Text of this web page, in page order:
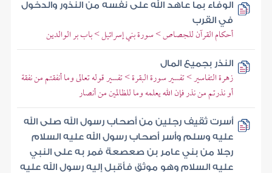
الوفاء بما عاهد الله على نفسه من النذور والدخول
في القرب
أحكام القرآن للجصاص > سورة بني إسرائيل > باب بر الوالدين
النذر بجميع المال
زهرة التفاسير > تفسير سورة البقرة > تفسير قوله تعالى وما أنفقتم من نفقة
أو نذرتم من نذر فإن الله يعلمه وما للظالمين من أنصار
أسرت ثقيف رجلين من أصحاب رسول الله صلى الله
عليه وسلم وأسر أصحاب رسول الله عليه السلام
رجلا من بني عامر بن صعصعة فمر به على النبي
عليه السلام وهو موثق فأقبل إليه رسول الله عليه